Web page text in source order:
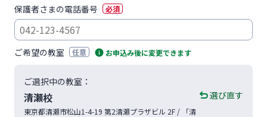
保護者さまの電話番号 必須
ご希望の教室 任意 お申込み後に変更できます
ご選択中の教室：
清瀬校
東京都清瀬市松山1-4-19 第2清瀬プラザビル 2F / 「清
選び直す